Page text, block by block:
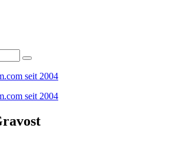
seit 2004
seit 2004